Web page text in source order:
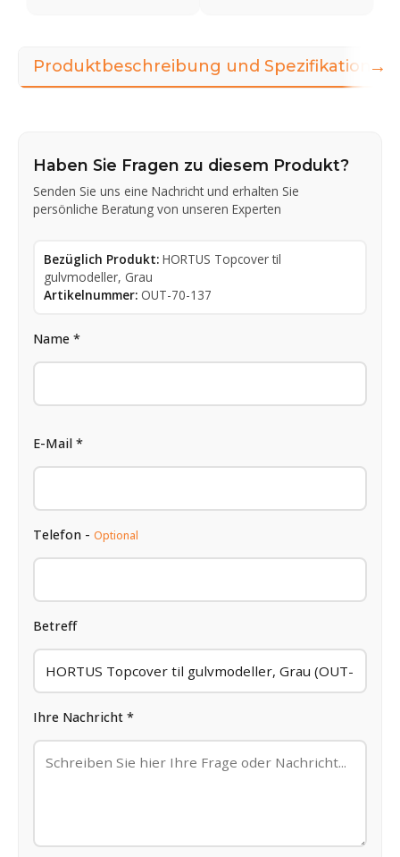
Produktbeschreibung und Spezifikationen
Haben Sie Fragen zu diesem Produkt?
Senden Sie uns eine Nachricht und erhalten Sie
persönliche Beratung von unseren Experten
Bezüglich Produkt: HORTUS Topcover til
gulvmodeller, Grau
Artikelnummer: OUT-70-137
Name *
E-Mail *
Telefon - Optional
Betreff
Ihre Nachricht *
→